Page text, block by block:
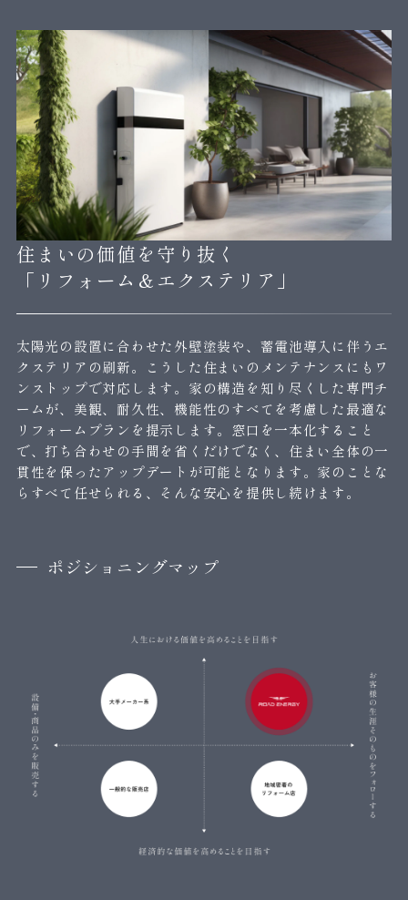
住まいの価値を守り抜く
「リフォーム＆エクステリア」
太陽光の設置に合わせた外壁塗装や、蓄電池導入に伴うエ
クステリアの刷新。こうした住まいのメンテナンスにもワ
ンストップで対応します。家の構造を知り尽くした専門チ
ームが、美観、耐久性、機能性のすべてを考慮した最適な
リフォームプランを提示します。窓口を一本化すること
で、打ち合わせの手間を省くだけでなく、住まい全体の一
貫性を保ったアップデートが可能となります。家のことな
らすべて任せられる、そんな安心を提供し続けます。
ポジショニングマップ